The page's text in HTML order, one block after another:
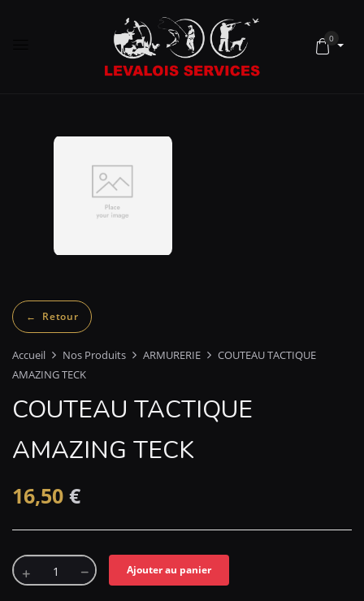
0
Accueil Nos Produits ARMURERIE
COUTEAU TACTIQUE
AMAZING TECK
COUTEAU TACTIQUE
AMAZING TECK
16,50 €
Ajouter au panier